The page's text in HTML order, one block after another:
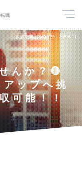
職
掲載期間 26/07/29～26/08/11
んか？🔴
ップへ挑
可能！！